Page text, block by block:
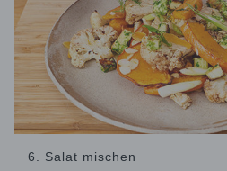
6. Salat mischen